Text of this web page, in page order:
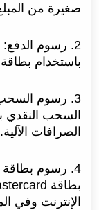
صغيرة من
2. رسوم
باستخدام بطاقة
3. رسوم
الصرافات الآلية.
الإنترنت وفي